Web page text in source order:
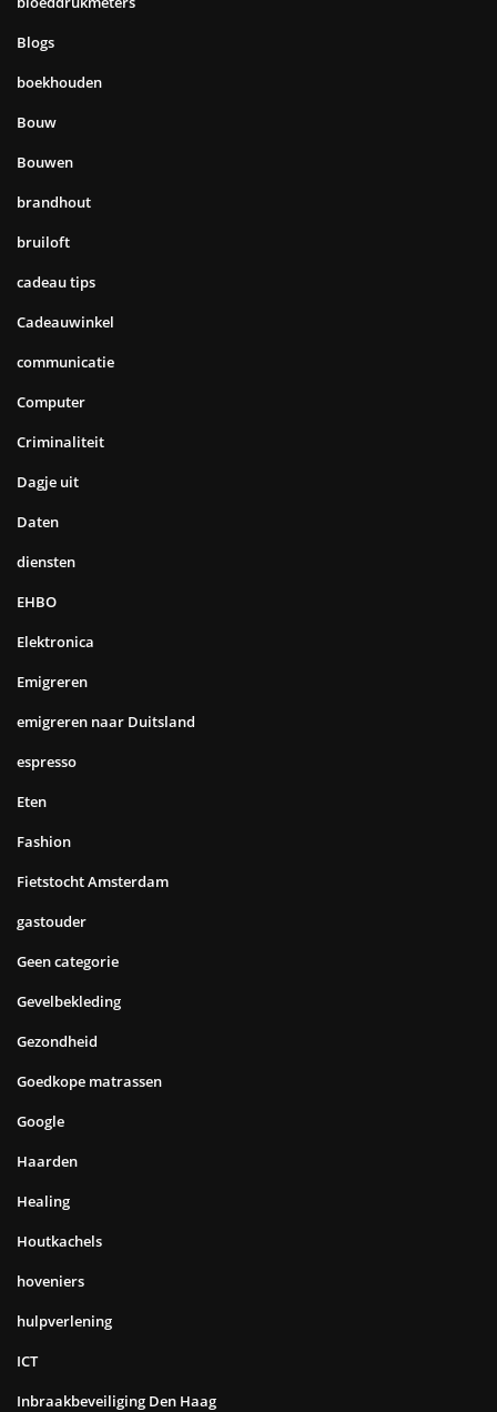
Blogs
boekhouden
Bouw
Bouwen
brandhout
bruiloft
cadeau tips
Cadeauwinkel
communicatie
Computer
Criminaliteit
Dagje uit
Daten
diensten
EHBO
Elektronica
Emigreren
emigreren naar Duitsland
espresso
Eten
Fashion
Fietstocht Amsterdam
gastouder
Geen categorie
Gevelbekleding
Gezondheid
Goedkope matrassen
Google
Haarden
Healing
Houtkachels
hoveniers
hulpverlening
ICT
Inbraakbeveiliging Den Haag